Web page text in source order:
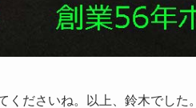
ださいね。以上、鈴木でした。